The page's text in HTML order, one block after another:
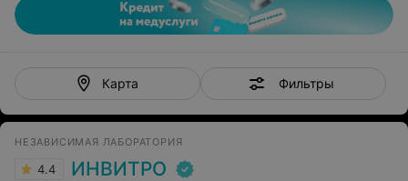
Карта Фильтры
НЕЗАВИСИМАЯ ЛАБОРАТОРИЯ
4.4 ИНВИТРО